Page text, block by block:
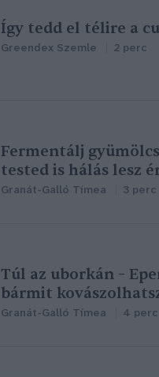
Így tedd el télire a
Greendex Szemle 2 perc
Fermentálj
tested is hálás lesz
Granát-Galló Tímea 3 perc
Túl az uborkán –
bármit
Granát-Galló Tímea 4 perc